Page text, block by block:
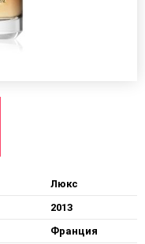
Люкс
2013
Франция